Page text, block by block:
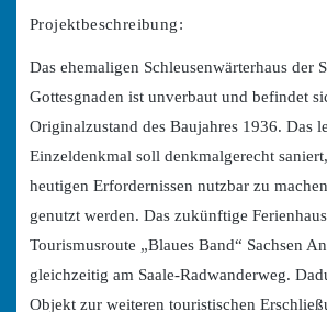
Projektbeschreibung:
Das ehemaligen Schleusenwärterhaus der
Gottesgnaden ist unverbaut und befindet
Originalzustand des Baujahres 1936. Das
Einzeldenkmal soll denkmalgerecht
heutigen Erfordernissen nutzbar zu
genutzt werden. Das zukünftige
Tourismusroute „Blaues Band“ Sachsen
gleichzeitig am Saale-Radwanderweg.
Objekt zur weiteren touristischen